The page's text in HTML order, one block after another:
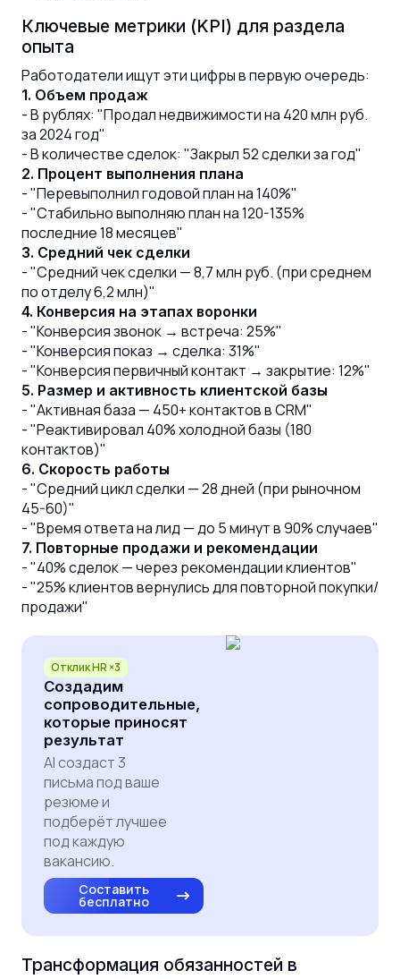
Ключевые метрики (KPI) для раздела
опыта
Работодатели ищут эти цифры в первую очередь:
1. Объем продаж
- В рублях: "Продал недвижимости на 420 млн руб.
за 2024 год"
- В количестве сделок: "Закрыл 52 сделки за год"
2. Процент выполнения плана
- "Перевыполнил годовой план на 140%"
- "Стабильно выполняю план на 120-135%
последние 18 месяцев"
3. Средний чек сделки
- "Средний чек сделки — 8,7 млн руб. (при среднем
по отделу 6,2 млн)"
4. Конверсия на этапах воронки
- "Конверсия звонок → встреча: 25%"
- "Конверсия показ → сделка: 31%"
- "Конверсия первичный контакт → закрытие: 12%"
5. Размер и активность клиентской базы
- "Активная база — 450+ контактов в CRM"
- "Реактивировал 40% холодной базы (180
контактов)"
6. Скорость работы
- "Средний цикл сделки — 28 дней (при рыночном
45-60)"
- "Время ответа на лид — до 5 минут в 90% случаев"
7. Повторные продажи и рекомендации
- "40% сделок — через рекомендации клиентов"
- "25% клиентов вернулись для повторной покупки/
продажи"
Отклик HR ×3
Создадим
сопроводительные,
которые приносят
результат
AI создаст 3
письма под ваше
резюме и
подберёт лучшее
под каждую
вакансию.
Составить
бесплатно
Трансформация обязанностей в